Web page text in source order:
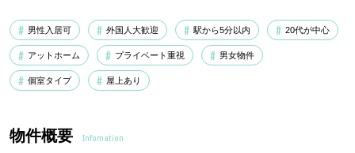
男性入居可 外国人大歓迎 駅から5分以内 20代が中心
アットホーム プライベート重視 男女物件
個室タイプ 屋上あり
物件概要 Infomation